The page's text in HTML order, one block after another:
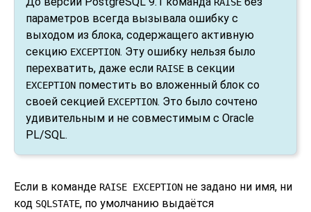
параметров всегда вызывала ошибку с
выходом из блока, содержащего активную
секцию EXCEPTION. Эту ошибку нельзя было
перехватить, даже если RAISE в секции
EXCEPTION поместить во вложенный блок со
своей секцией EXCEPTION. Это было сочтено
удивительным и не совместимым с Oracle
PL/SQL.
Если в команде RAISE EXCEPTION не задано ни имя, ни
код SQLSTATE, по умолчанию выдаётся